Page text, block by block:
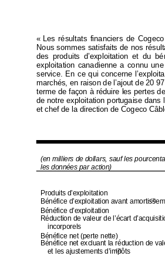
« Les résultats financiers de
Nous sommes satisfaits de nos
des produits d’exploitation et du
exploitation canadienne a connu
service. En ce qui concerne
marchés, en raison de l’ajout de 20
terme de façon à réduire les pertes
de notre exploitation portugaise dans
et chef de la direction de Cogeco Câ
(en milliers de dollars, sauf les po
les données par action)
Produits d’exploitation
Bénéfice d’exploitation avant a (2)
Bénéfice d’exploitation
Réduction de valeur de l’écart d’ac
incorporels
Bénéfice net (perte nette)
Bénéfice net excluant la réduction de
et les ajustements d’impôts
(2)